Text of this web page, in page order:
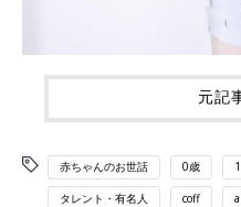
元記
赤ちゃんのお世話 0歳
タレント・有名人 coff